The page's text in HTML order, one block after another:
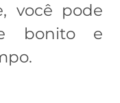
você pode
bonito e